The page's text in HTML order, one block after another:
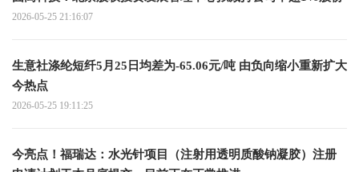
2026-05-25 21:16:07
生意社涤纶短纤5月25日均差为-65.06元/吨 由负向缩小重新扩大
今热点
2026-05-25 19:11:25
今亮点！福瑞达：水光针项目（注射用透明质酸钠凝胶）注册